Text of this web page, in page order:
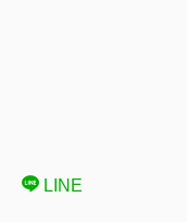
LINE